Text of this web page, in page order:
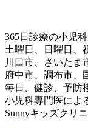
365日診療の小児
土曜日、日曜日、
川口市、さいたま
府中市、調布市、
毎日、健診、予防
小児科専門医によ
Sunnyキッズクリ